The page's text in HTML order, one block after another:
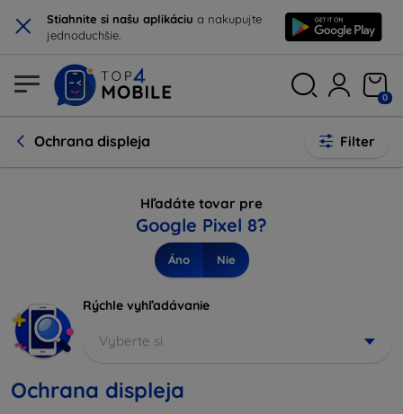
× Stiahnite si našu aplikáciu a nakupujte
jednoduchšie.
0
Ochrana displeja Filter
Hľadáte tovar pre
Google Pixel 8?
Áno Nie
Rýchle vyhľadávanie
Vyberte si
Ochrana displeja